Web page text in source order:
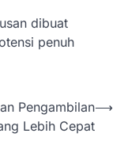
dibuat
penuh
Pengambilan
Lebih Cepat
⟶